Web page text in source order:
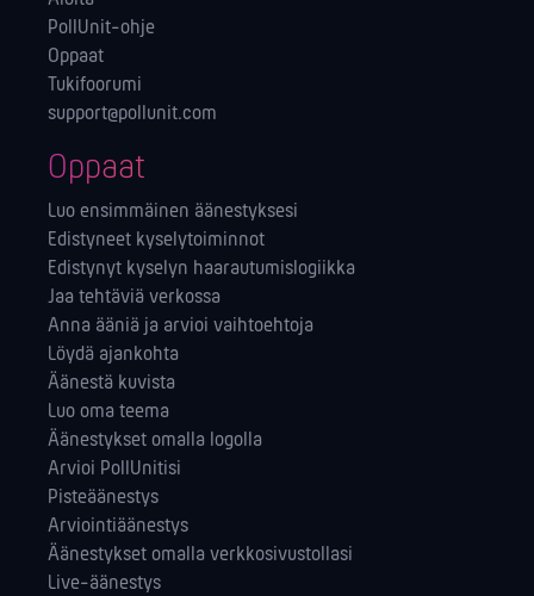
PollUnit-ohje
Oppaat
Tukifoorumi
support@pollunit.com
Oppaat
Luo ensimmäinen äänestyksesi
Edistyneet kyselytoiminnot
Edistynyt kyselyn haarautumislogiikka
Jaa tehtäviä verkossa
Anna ääniä ja arvioi vaihtoehtoja
Löydä ajankohta
Äänestä kuvista
Luo oma teema
Äänestykset omalla logolla
Arvioi PollUnitisi
Pisteäänestys
Arviointiäänestys
Äänestykset omalla verkkosivustollasi
Live-äänestys